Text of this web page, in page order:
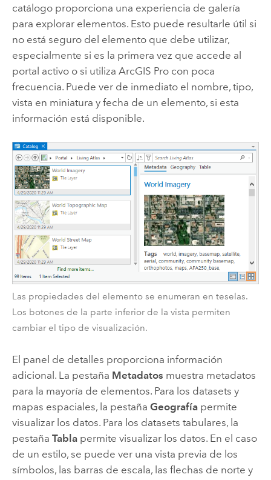
catálogo proporciona una experiencia de galería
para explorar elementos. Esto puede resultarle útil si
no está seguro del elemento que debe utilizar,
especialmente si es la primera vez que accede al
portal activo o si utiliza ArcGIS Procon poca
frecuencia. Puede ver de inmediato el nombre, tipo,
vista en miniatura y fecha de un elemento, si esta
información está disponible.
Las propiedades del elemento se enumeran en teselas.
Los botones de la parte inferior de la vista permiten
cambiar el tipo de visualización.
El panel de detalles proporciona información
adicional. La pestaña Metadatos muestra metadatos
para la mayoría de elementos. Para los datasets y
mapas espaciales, la pestaña Geografíapermite
visualizar los datos. Para los datasets tabulares, la
pestaña Tablapermite visualizar los datos. En el caso
de un estilo, se puede ver una vista previa de los
símbolos, las barras de escala, las flechas de norte y